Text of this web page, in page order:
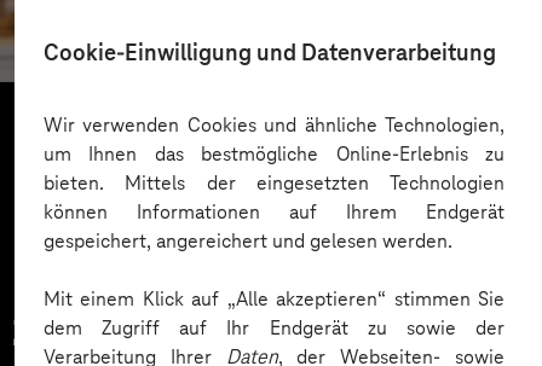
Cookie-Einwilligung und Datenverarbeitung
Wir verwenden Cookies und ähnliche Technologien,
um Ihnen das bestmögliche Online-Erlebnis zu
bieten. Mittels der eingesetzten Technologien
können Informationen auf Ihrem Endgerät
gespeichert, angereichert und gelesen werden.
Mit einem Klick auf „Alle akzeptieren“ stimmen Sie
dem Zugriff auf Ihr Endgerät zu sowie der
Verarbeitung Ihrer Daten, der Webseiten- sowie
Cloudbasierter Kundenservice
Mehr laden
Zahlreiche Unternehmen